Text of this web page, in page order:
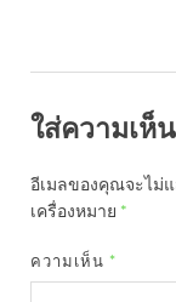
ใส่ความเห็น
อีเมลของคุณจะไม่
เครื่องหมาย *
ความเห็น *